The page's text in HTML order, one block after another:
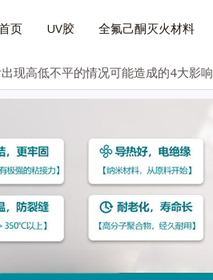
页 UV胶 全氟己酮灭火材料
现高低不平的情况可能造成的4大影响